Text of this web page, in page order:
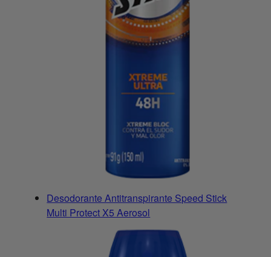
Desodorante Antitranspirante Speed Stick
Multi Protect X5 Aerosol